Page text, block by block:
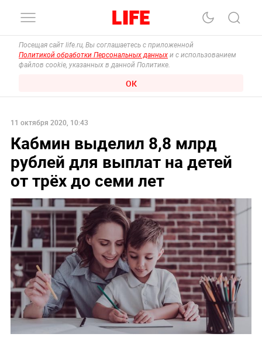
Посещая сайт life.ru, Вы соглашаетесь с приложенной
Политикой обработки Персональных данных и с использованием
файлов cookie, указанных в данной Политике.
ОК
11 октября 2020, 10:43
Кабмин выделил 8,8 млрд
рублей для выплат на детей
от трёх до семи лет